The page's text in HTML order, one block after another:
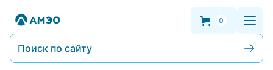
0
Поиск по сайту